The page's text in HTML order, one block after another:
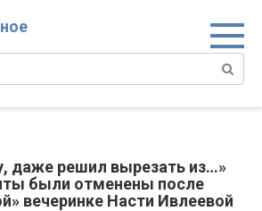
даже решил вырезать из…»
были отменены после
вечеринке Насти Ивлеевой